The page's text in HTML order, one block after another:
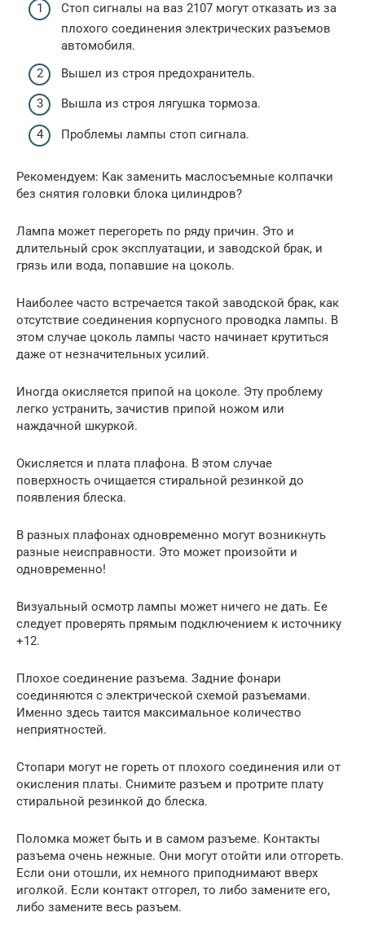
Стоп сигналы на ваз 2107 могут отказать из за
плохого соединения электрических разъемов
автомобиля.
Вышел из строя предохранитель.
Вышла из строя лягушка тормоза.
Проблемы лампы стоп сигнала.
Рекомендуем: Как заменить маслосъемные колпачки
без снятия головки блока цилиндров?
Лампа может перегореть по ряду причин. Это и
длительный срок эксплуатации, и заводской брак, и
грязь или вода, попавшие на цоколь.
Наиболее часто встречается такой заводской брак, как
отсутствие соединения корпусного проводка лампы. В
этом случае цоколь лампы часто начинает крутиться
даже от незначительных усилий.
Иногда окисляется припой на цоколе. Эту проблему
легко устранить, зачистив припой ножом или
наждачной шкуркой.
Окисляется и плата плафона. В этом случае
поверхность очищается стиральной резинкой до
появления блеска.
В разных плафонах одновременно могут возникнуть
разные неисправности. Это может произойти и
одновременно!
Визуальный осмотр лампы может ничего не дать. Ее
следует проверять прямым подключением к источнику
+12.
Плохое соединение разъема. Задние фонари
соединяются с электрической схемой разъемами.
Именно здесь таится максимальное количество
неприятностей.
Стопари могут не гореть от плохого соединения или от
окисления платы. Снимите разъем и протрите плату
стиральной резинкой до блеска.
Поломка может быть и в самом разъеме. Контакты
разъема очень нежные. Они могут отойти или отгореть.
Если они отошли, их немного приподнимают вверх
иголкой. Если контакт отгорел, то либо замените его,
либо замените весь разъем.